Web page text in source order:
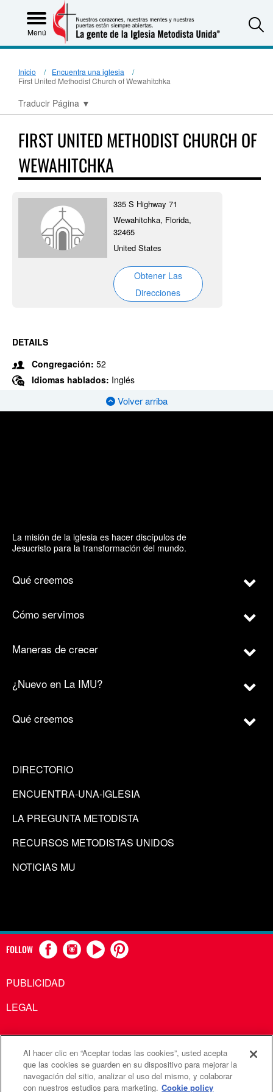
Menú
Inicio
Encuentra una iglesia
First United Methodist Church of Wewahitchka
Traducir Página ▼
FIRST UNITED METHODIST CHURCH OF
WEWAHITCHKA
335 S Highway 71
Wewahitchka, Florida,
32465
United States
Obtener Las
Direcciones
DETAILS
Congregación: 52
Idiomas hablados: Inglés
Volver arriba
La misión de la iglesia es hacer discípulos de
Jesucristo para la transformación del mundo.
Qué creemos
Cómo servimos
Maneras de crecer
¿Nuevo en La IMU?
Qué creemos
DIRECTORIO
ENCUENTRA-UNA-IGLESIA
LA PREGUNTA METODISTA
RECURSOS METODISTAS UNIDOS
NOTICIAS MU
FOLLOW
PUBLICIDAD
LEGAL
Comunicaciones Metodistas Unidas es una agencia de la
Iglesia Metodista Unida
Al hacer clic en “Aceptar todas las cookies”, usted acepta
que las cookies se guarden en su dispositivo para mejorar la
navegación del sitio, analizar el uso del mismo, y colaborar
con nuestros estudios para marketing. Cookie policy